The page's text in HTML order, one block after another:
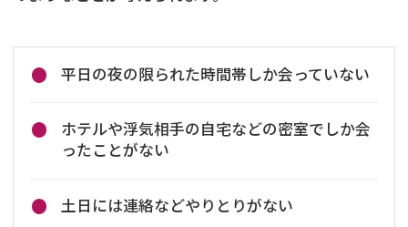
平日の夜の限られた時間帯しか会っていない
ホテルや浮気相手の自宅などの密室でしか会
ったことがない
土日には連絡などやりとりがない